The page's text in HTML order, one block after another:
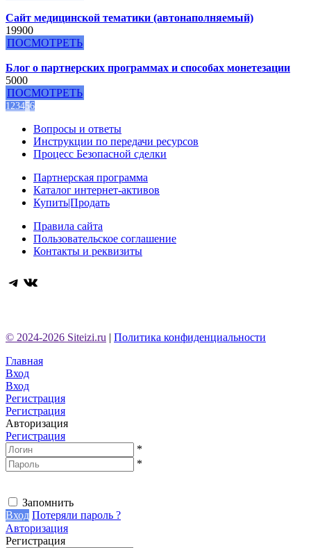
Сайт медицинской тематики (автонаполняемый)
19900
ПОСМОТРЕТЬ
Блог о партнерских программах и способах монетезации
5000
ПОСМОТРЕТЬ
123456
Вопросы и ответы
Инструкции по передачи ресурсов
Процесс Безопасной сделки
Партнерская программа
Каталог интернет-активов
Купить|Продать
Правила сайта
Пользовательское соглашение
Контакты и реквизиты
Telegram
ВКонтакте
© 2024-2026 Siteizi.ru | Политика конфиденциальности
Главная
Вход
Вход
Регистрация
Регистрация
Авторизация
Регистрация
*
*
Запомнить
Вход Потеряли пароль ?
Авторизация
Регистрация